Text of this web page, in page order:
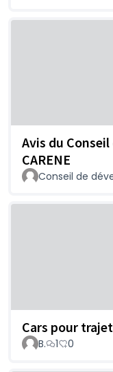
Avis du
CARENE
Conseil de
Cars pour
B. 1 0